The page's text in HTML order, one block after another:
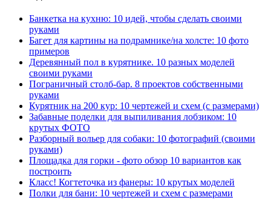
Банкетка на кухню: 10 идей, чтобы сделать своими
руками
Багет для картины на подрамнике/на холсте: 10 фото
примеров
Деревянный пол в курятнике. 10 разных моделей
своими руками
Пограничный столб-бар. 8 проектов собственными
руками
Курятник на 200 кур: 10 чертежей и схем (с размерами)
Забавные поделки для выпиливания лобзиком: 10
крутых ФОТО
Разборный вольер для собаки: 10 фотографий (своими
руками)
Площадка для горки - фото обзор 10 вариантов как
построить
Класс! Когтеточка из фанеры: 10 крутых моделей
Полки для бани: 10 чертежей и схем с размерами